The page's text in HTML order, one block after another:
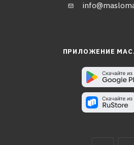
ПРИЛОЖЕНИЕ